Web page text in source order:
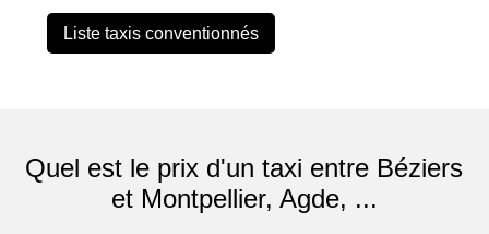
Liste taxis conventionnés
Quel est le prix d'un taxi entre Béziers
et Montpellier, Agde, ...